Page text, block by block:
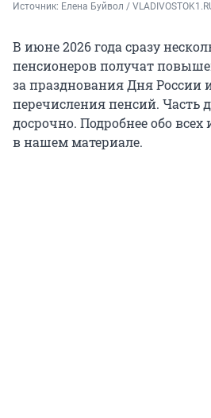
Источник: Елена Буйвол /
В июне 2026 года сразу
пенсионеров получат
за празднования Дня России
перечисления пенсий. Часть
досрочно. Подробнее обо
в нашем материале.